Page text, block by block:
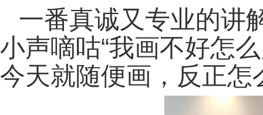
一番真诚又专业的讲
小声嘀咕“我画不好怎
今天就随便画，反正怎